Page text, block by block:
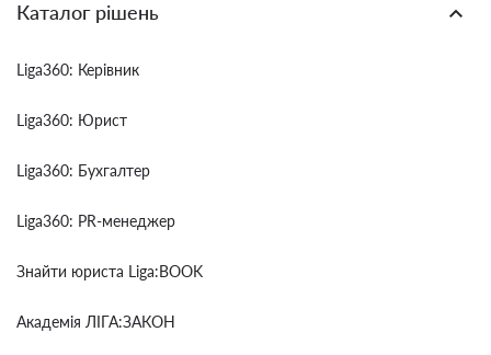
Каталог рішень
Liga360: Керівник
Liga360: Юрист
Liga360: Бухгалтер
Liga360: PR-менеджер
Знайти юриста Liga:BOOK
Академія ЛІГА:ЗАКОН